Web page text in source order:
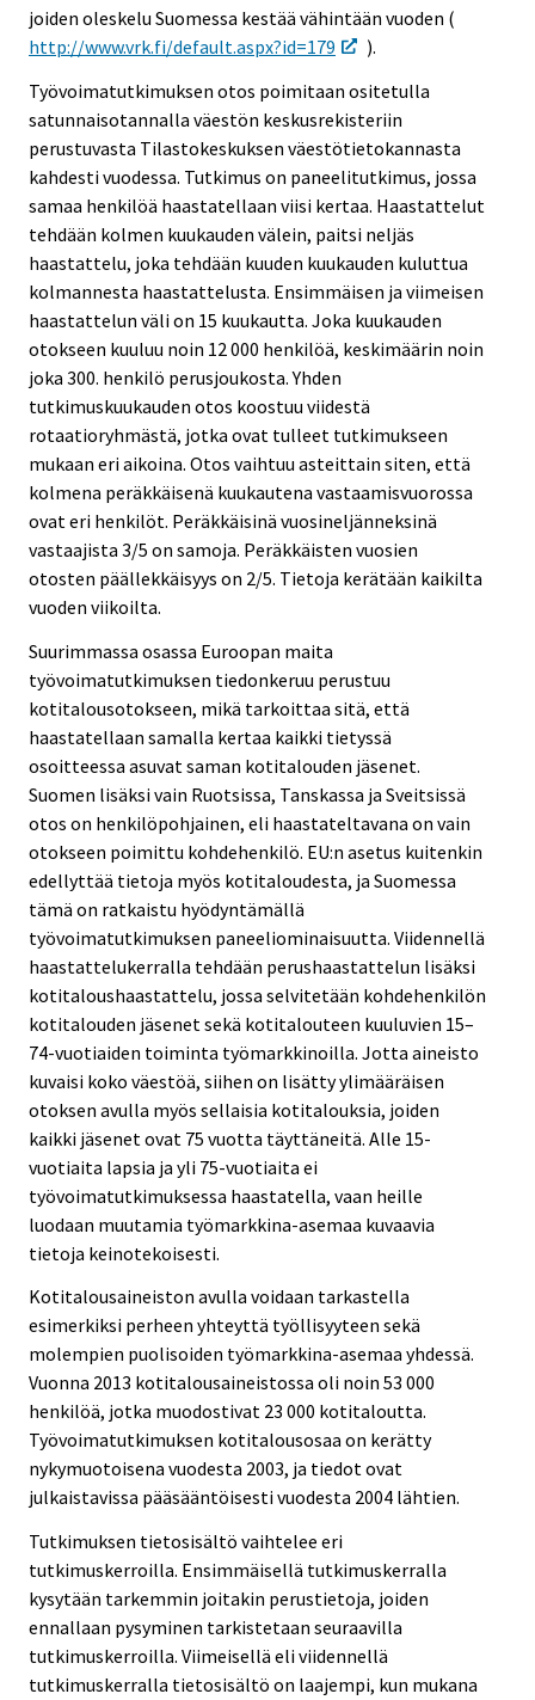
joiden oleskelu Suomessa kestää vähintään vuoden (
http://www.vrk.fi/default.aspx?id=179
).
Työvoimatutkimuksen otos poimitaan ositetulla
satunnaisotannalla väestön keskusrekisteriin
perustuvasta Tilastokeskuksen väestötietokannasta
kahdesti vuodessa. Tutkimus on paneelitutkimus, jossa
samaa henkilöä haastatellaan viisi kertaa. Haastattelut
tehdään kolmen kuukauden välein, paitsi neljäs
haastattelu, joka tehdään kuuden kuukauden kuluttua
kolmannesta haastattelusta. Ensimmäisen ja viimeisen
haastattelun väli on 15 kuukautta. Joka kuukauden
otokseen kuuluu noin 12 000 henkilöä, keskimäärin noin
joka 300. henkilö perusjoukosta. Yhden
tutkimuskuukauden otos koostuu viidestä
rotaatioryhmästä, jotka ovat tulleet tutkimukseen
mukaan eri aikoina. Otos vaihtuu asteittain siten, että
kolmena peräkkäisenä kuukautena vastaamisvuorossa
ovat eri henkilöt. Peräkkäisinä vuosineljänneksinä
vastaajista 3/5 on samoja. Peräkkäisten vuosien
otosten päällekkäisyys on 2/5. Tietoja kerätään kaikilta
vuoden viikoilta.
Suurimmassa osassa Euroopan maita
työvoimatutkimuksen tiedonkeruu perustuu
kotitalousotokseen, mikä tarkoittaa sitä, että
haastatellaan samalla kertaa kaikki tietyssä
osoitteessa asuvat saman kotitalouden jäsenet.
Suomen lisäksi vain Ruotsissa, Tanskassa ja Sveitsissä
otos on henkilöpohjainen, eli haastateltavana on vain
otokseen poimittu kohdehenkilö. EU:n asetus kuitenkin
edellyttää tietoja myös kotitaloudesta, ja Suomessa
tämä on ratkaistu hyödyntämällä
työvoimatutkimuksen paneeliominaisuutta. Viidennellä
haastattelukerralla tehdään perushaastattelun lisäksi
kotitaloushaastattelu, jossa selvitetään kohdehenkilön
kotitalouden jäsenet sekä kotitalouteen kuuluvien 15–
74-vuotiaiden toiminta työmarkkinoilla. Jotta aineisto
kuvaisi koko väestöä, siihen on lisätty ylimääräisen
otoksen avulla myös sellaisia kotitalouksia, joiden
kaikki jäsenet ovat 75 vuotta täyttäneitä. Alle 15-
vuotiaita lapsia ja yli 75-vuotiaita ei
työvoimatutkimuksessa haastatella, vaan heille
luodaan muutamia työmarkkina-asemaa kuvaavia
tietoja keinotekoisesti.
Kotitalousaineiston avulla voidaan tarkastella
esimerkiksi perheen yhteyttä työllisyyteen sekä
molempien puolisoiden työmarkkina-asemaa yhdessä.
Vuonna 2013 kotitalousaineistossa oli noin 53 000
henkilöä, jotka muodostivat 23 000 kotitaloutta.
Työvoimatutkimuksen kotitalousosaa on kerätty
nykymuotoisena vuodesta 2003, ja tiedot ovat
julkaistavissa pääsääntöisesti vuodesta 2004 lähtien.
Tutkimuksen tietosisältö vaihtelee eri
tutkimuskerroilla. Ensimmäisellä tutkimuskerralla
kysytään tarkemmin joitakin perustietoja, joiden
ennallaan pysyminen tarkistetaan seuraavilla
tutkimuskerroilla. Viimeisellä eli viidennellä
tutkimuskerralla tietosisältö on laajempi, kun mukana